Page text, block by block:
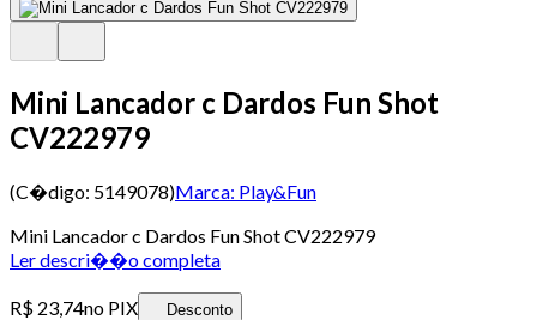
Mini Lancador c Dardos Fun Shot
CV222979
(C�digo: 5149078)Marca: Play&Fun
Mini Lancador c Dardos Fun Shot CV222979
Ler descri��o completa
R$ 23,74no PIX Desconto